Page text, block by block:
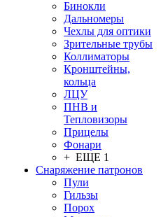
Бинокли
Дальномеры
Чехлы для оптики
Зрительные трубы
Коллиматоры
Кронштейны,
кольца
ЛЦУ
ПНВ и
Тепловизоры
Прицелы
Фонари
+ ЕЩЕ 1
Снаряжение патронов
Пули
Гильзы
Порох